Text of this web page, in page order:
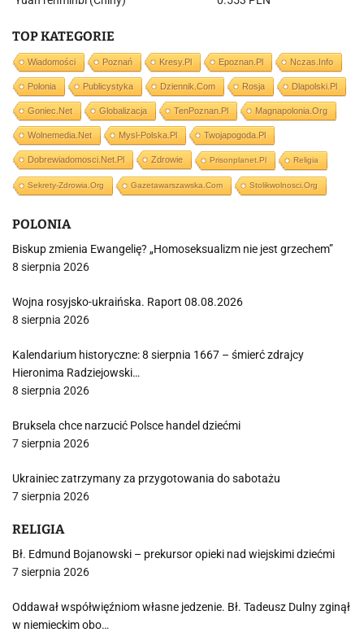
TOP KATEGORIE
Wiadomości Poznań Kresy.pl Epoznan.pl Nczas.info
Polonia Publicystyka Dziennik.com Rosja Dlapolski.pl
Goniec.net Globalizacja TenPoznan.pl Magnapolonia.org
Wolnemedia.net Mysl-Polska.pl Twojapogoda.pl
Dobrewiadomosci.net.pl Zdrowie Prisonplanet.pl Religia
Sekrety-Zdrowia.org Gazetawarszawska.com Stolikwolnosci.org
POLONIA
Biskup zmienia Ewangelię? „Homoseksualizm nie jest grzechem”
8 sierpnia 2026
Wojna rosyjsko-ukraińska. Raport 08.08.2026
8 sierpnia 2026
Kalendarium historyczne: 8 sierpnia 1667 – śmierć zdrajcy
Hieronima Radziejowski…
8 sierpnia 2026
Bruksela chce narzucić Polsce handel dziećmi
7 sierpnia 2026
Ukrainiec zatrzymany za przygotowania do sabotażu
7 sierpnia 2026
RELIGIA
Bł. Edmund Bojanowski – prekursor opieki nad wiejskimi dziećmi
7 sierpnia 2026
Oddawał współwięźniom własne jedzenie. Bł. Tadeusz Dulny zginął
w niemieckim obo…